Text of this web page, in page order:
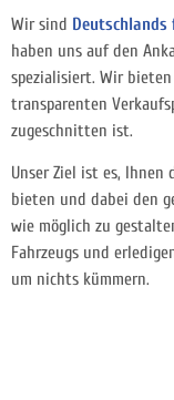
Wir sind
haben uns auf den
spezialisiert. Wir
transparenten
zugeschnitten ist.
Unser Ziel ist es, Ihnen
bieten und dabei den
wie möglich zu
Fahrzeugs und
um nichts kümmern.